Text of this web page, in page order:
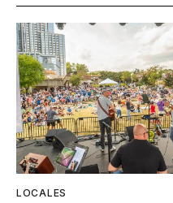
LOCALES